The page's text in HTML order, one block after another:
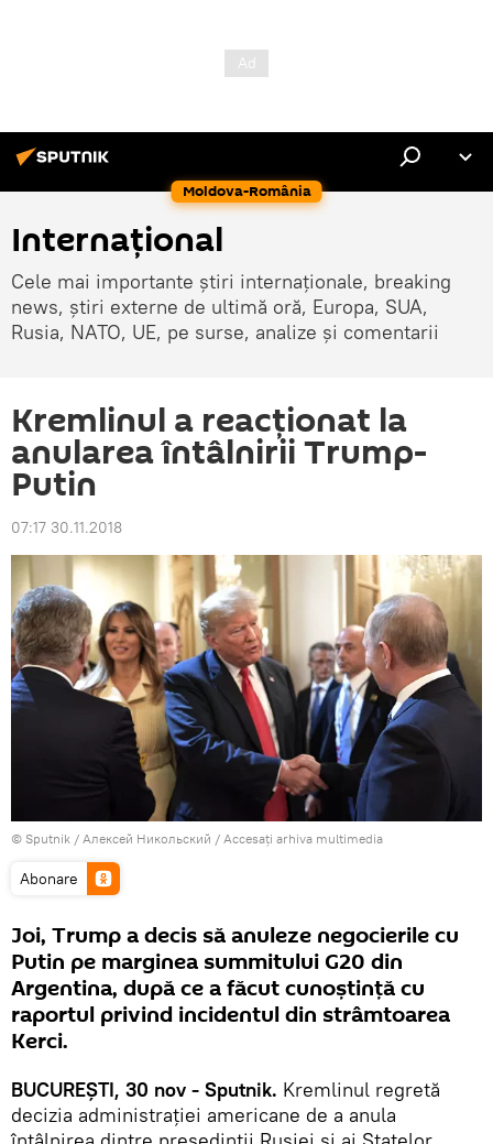
Moldova-România
Internaţional
Cele mai importante știri internaționale, breaking
news, știri externe de ultimă oră, Europa, SUA,
Rusia, NATO, UE, pe surse, analize și comentarii
Kremlinul a reacţionat la
anularea întâlnirii Trump-
Putin
07:17 30.11.2018
© Sputnik / Алексей Никольский / Accesați arhiva multimedia
Abonare
Joi, Trump a decis să anuleze negocierile cu
Putin pe marginea summitului G20 din
Argentina, după ce a făcut cunoștință cu
raportul privind incidentul din strâmtoarea
Kerci.
BUCUREŞTI, 30 nov - Sputnik. Kremlinul regretă
decizia administrației americane de a anula